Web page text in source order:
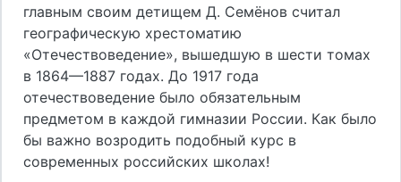
главным своим детищем Д. Семёнов считал
географическую хрестоматию
«Отечествоведение», вышедшую в шести томах
в 1864—1887 годах. До 1917 года
отечествоведение было обязательным
предметом в каждой гимназии России. Как было
бы важно возродить подобный курс в
современных российских школах!